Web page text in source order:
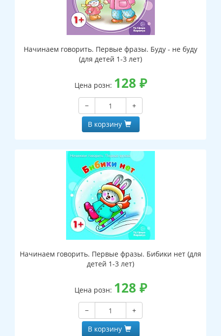
Начинаем говорить. Первые фразы. Буду - не буду
(для детей 1-3 лет)
Цена розн: 128 ₽
−
+
В корзину
Начинаем говорить. Первые фразы. Бибики нет (для
детей 1-3 лет)
Цена розн: 128 ₽
−
+
В корзину